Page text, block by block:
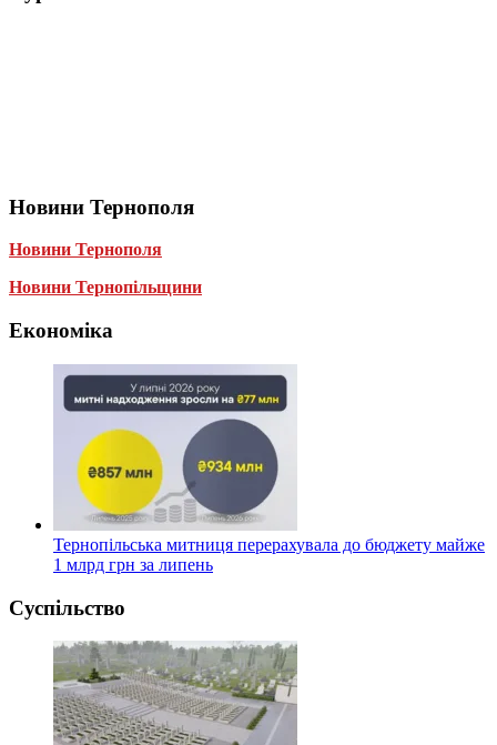
Новини Тернополя
Новини Тернополя
Новини Тернопільщини
Економіка
Тернопільська митниця перерахувала до бюджету майже
1 млрд грн за липень
Суспільство